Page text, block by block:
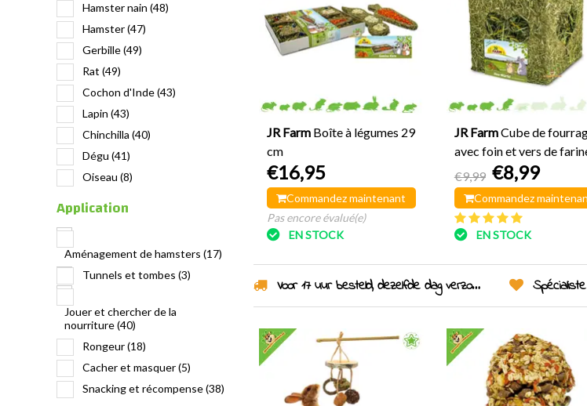
Hamster nain (48)
Hamster(47)
Gerbille(49)
Rat (49)
Cochon d'Inde(43)
Lapin (43)
Chinchilla (40)
Dégu (41)
Oiseau (8)
Application
Aménagement de hamsters (17)
Tunnels et tombes (3)
Jouer et chercher de la
nourriture(40)
Rongeur(18)
Cacher et masquer(5)
Snacking et récompense(38)
JR Farm Boîte à légumes 29
cm
€16,95
Commandez maintenant
Pas encore évalué(e)
EN STOCK
JR FarmCube de
avec foin et vers de
12 cm
€9,99 €8,99
Commandez
EN STOCK
Voor 17 uur besteld, dezelfde dag verzonden!